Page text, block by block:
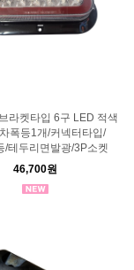
라켓타입 6구 LED 적색
폭등1개/커넥터타입/
/테두리면발광/3P소켓
46,700원